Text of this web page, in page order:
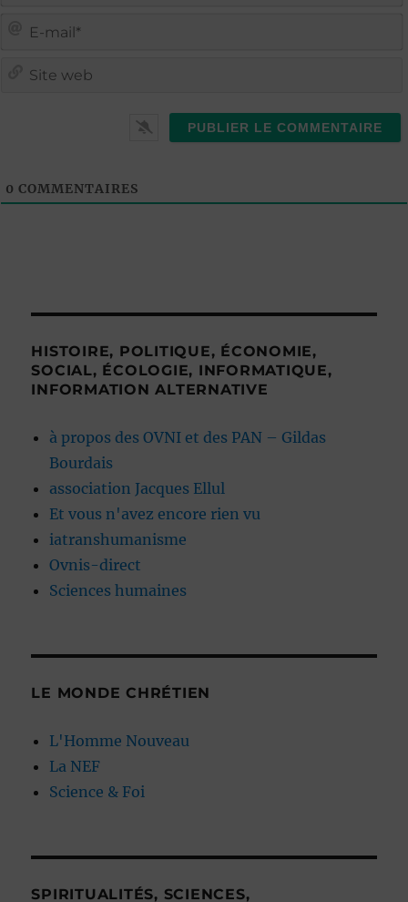
0 COMMENTAIRES
HISTOIRE, POLITIQUE, ÉCONOMIE,
SOCIAL, ÉCOLOGIE, INFORMATIQUE,
INFORMATION ALTERNATIVE
à propos des OVNI et des PAN – Gildas
Bourdais
association Jacques Ellul
Et vous n'avez encore rien vu
iatranshumanisme
Ovnis-direct
Sciences humaines
LE MONDE CHRÉTIEN
L'Homme Nouveau
La NEF
Science & Foi
SPIRITUALITÉS, SCIENCES,